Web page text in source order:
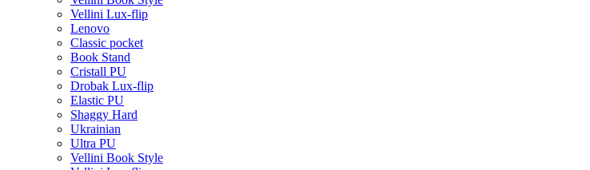
Vellini Lux-flip
Lenovo
Classic pocket
Book Stand
Cristall PU
Drobak Lux-flip
Elastic PU
Shaggy Hard
Ukrainian
Ultra PU
Vellini Book Style